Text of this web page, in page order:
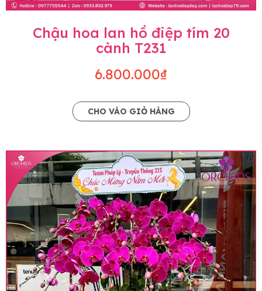
Chậu hoa lan hồ điệp tím 20
cành T231
6.800.000₫
CHO VÀO GIỎ HÀNG